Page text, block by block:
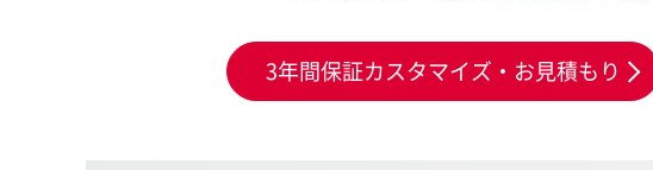
3年間保証カスタマイズ・お見積もり